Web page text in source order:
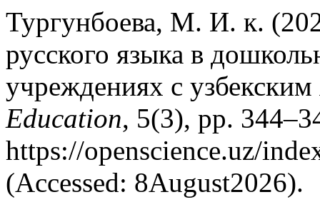
Тургунбоева, М. И. к.
русского языка в
учреждениях с
Education, 5(3), pp.
https://openscience.uz/
(Accessed: 8August2026).